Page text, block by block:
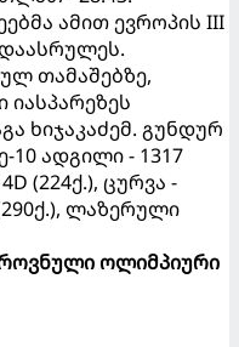
ამით ევროპის III
თამაშებზე,
ხიჯაკაძემ. გუნდურ
10 ადგილი - 1317
(224ქ.), ცურვა -
ლაზერული
ოლიმპიური